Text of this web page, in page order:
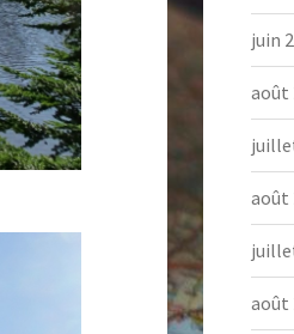
juin
août
août
août